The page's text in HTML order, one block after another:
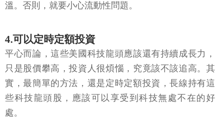
溫。否則，就要小心流動性問題。
4.可以定時定額投資
平心而論，這些美國科技龍頭應該還有持續成長力，
只是股價攀高，投資人很煩惱，究竟該不該追高。其
實，最簡單的方法，還是定時定額投資，長線持有這
些科技龍頭股，應該可以享受到科技無處不在的好
處。